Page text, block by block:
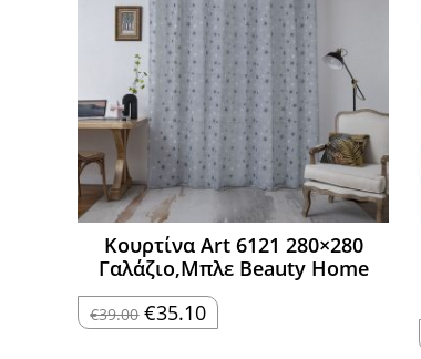
Κουρτίνα Art 6121 280×280
Γαλάζιο,Μπλε Beauty Home
€39.00 Original
price
€35.10Η
τρέχουσα